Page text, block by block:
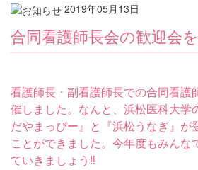
2019年05月13日
合同看護師長会の歓迎会
看護師長・副看護師長での合同看護
催しました。なんと、浜松医科大学
だやまっぴー』と『浜松うなぎ』が
ことができました。今年度もみんな
ていきましょう‼